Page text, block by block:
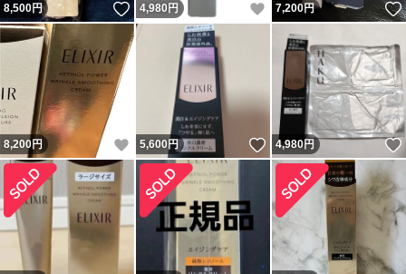
8,500円 いいね！
4,980 円 いいね！
7,200円
8,200円 いいね！
5,600円 いいね！
4,980円